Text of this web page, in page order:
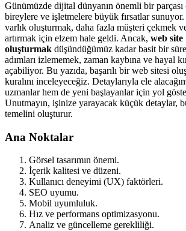
Günümüzde dijital dünyanın önemli bir
bireylere ve işletmelere büyük fırsatlar
varlık oluşturmak, daha fazla müşteri çekmek
artırmak için elzem hale geldi. Ancak, web site
oluşturmak düşündüğümüz kadar basit bir
adımları izlememek, zaman kaybına ve hayal
açabiliyor. Bu yazıda, başarılı bir web sitesi
kuralını inceleyeceğiz. Detaylarıyla ele
uzmanlar hem de yeni başlayanlar için yol
Unutmayın, işinize yarayacak küçük detaylar,
temelini oluşturur.
Ana Noktalar
Görsel tasarımın önemi.
İçerik kalitesi ve düzeni.
Kullanıcı deneyimi (UX) faktörleri.
SEO uyumu.
Mobil uyumluluk.
Hız ve performans optimizasyonu.
Analiz ve güncelleme gerekliliği.